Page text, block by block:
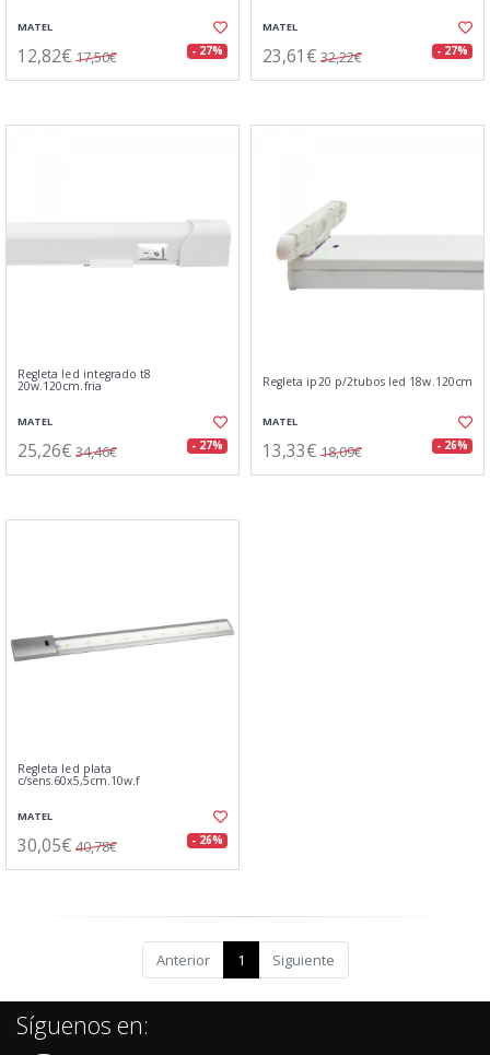
MATEL
12,82€ 17,50€ - 27%
MATEL
23,61€ 32,22€ - 27%
Regleta led integrado t8
20w.120cm.fria
MATEL
25,26€ 34,46€ - 27%
Regleta ip20 p/2tubos led 18w.120cm
MATEL
13,33€ 18,09€ - 26%
Regleta led plata
c/sens.60x5,5cm.10w.f
MATEL
30,05€ 40,78€ - 26%
Anterior 1 Siguiente
Síguenos en: